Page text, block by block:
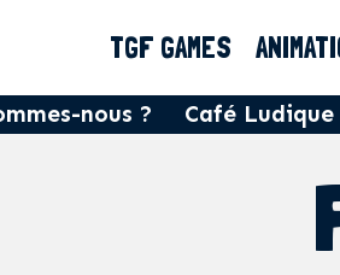
TGF GAMES
nous ? Café Ludique